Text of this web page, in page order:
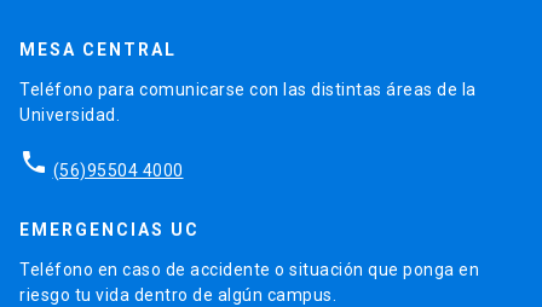
MESA CENTRAL
Teléfono para comunicarse con las distintas áreas de la
Universidad.
phone (56)95504 4000
EMERGENCIAS UC
Teléfono en caso de accidente o situación que ponga en
riesgo tu vida dentro de algún campus.